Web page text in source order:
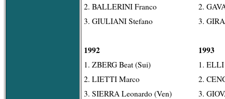
2. BALLERINI Franco
3. GIULIANI Stefano
1992
1. ZBERG Beat (Sui)
2. LIETTI Marco
3. SIERRA Leonardo (Ven)
2.
3.
1993
1.
2.
3.